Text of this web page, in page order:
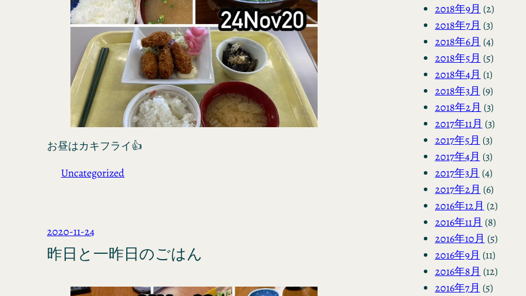
お昼はカキフライ👍
Uncategorized
2020-11-24
昨日と一昨日のごはん
2018年9月 (2)
2018年7月 (3)
2018年6月 (4)
2018年5月 (5)
2018年4月 (1)
2018年3月 (9)
2018年2月 (3)
2017年11月 (3)
2017年5月 (3)
2017年4月 (3)
2017年3月 (4)
2017年2月 (6)
2016年12月 (2)
2016年11月 (8)
2016年10月 (5)
2016年9月 (11)
2016年8月 (12)
2016年7月 (5)